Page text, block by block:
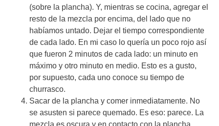
(sobre la plancha). Y, mientras se cocina, agregar el
resto de la mezcla por encima, del lado que no
habíamos untado. Dejar el tiempo correspondiente
de cada lado. En mi caso lo quería un poco rojo así
que fueron 2 minutos de cada lado: un minuto en
máximo y otro minuto en medio. Esto es a gusto,
por supuesto, cada uno conoce su tiempo de
churrasco.
Sacar de la plancha y comer inmediatamente. No
se asusten si parece quemado. Es eso: parece. La
mezcla es oscura y en contacto con la plancha